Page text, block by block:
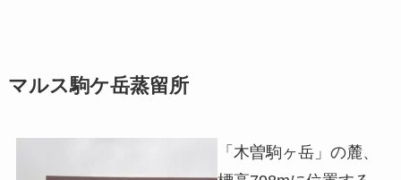
マルス駒ケ岳蒸留所
「木曽駒ヶ岳」の麓、